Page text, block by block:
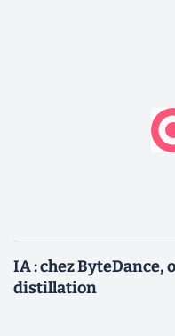
IA : chez ByteDance,
distillation